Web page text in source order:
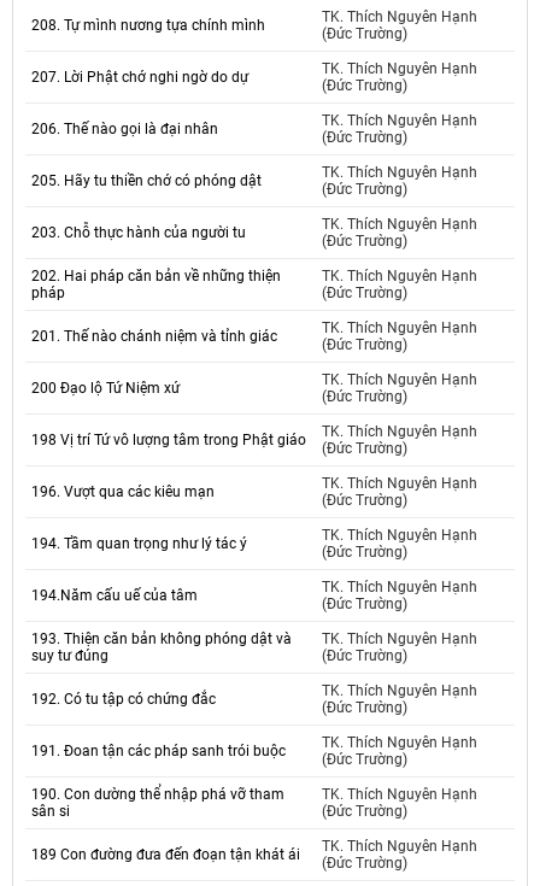
208. Tự mình nương tựa chính mình
TK. Thích Nguyên Hạnh
(Đức Trường)
207. Lời Phật chớ nghi ngờ do dự
TK. Thích Nguyên Hạnh
(Đức Trường)
206. Thế nào gọi là đại nhân
TK. Thích Nguyên Hạnh
(Đức Trường)
205. Hãy tu thiền chớ có phóng dật
TK. Thích Nguyên Hạnh
(Đức Trường)
203. Chỗ thực hành của người tu
TK. Thích Nguyên Hạnh
(Đức Trường)
202. Hai pháp căn bản về những thiện
pháp
TK. Thích Nguyên Hạnh
(Đức Trường)
201. Thế nào chánh niệm và tỉnh giác
TK. Thích Nguyên Hạnh
(Đức Trường)
200 Đạo lộ Tứ Niệm xứ
TK. Thích Nguyên Hạnh
(Đức Trường)
198 Vị trí Tứ vô lượng tâm trong Phật giáo
TK. Thích Nguyên Hạnh
(Đức Trường)
196. Vượt qua các kiêu mạn
TK. Thích Nguyên Hạnh
(Đức Trường)
194. Tầm quan trọng như lý tác ý
TK. Thích Nguyên Hạnh
(Đức Trường)
194.Năm cấu uế của tâm
TK. Thích Nguyên Hạnh
(Đức Trường)
193. Thiện căn bản không phóng dật và
suy tư đúng
TK. Thích Nguyên Hạnh
(Đức Trường)
192. Có tu tập có chứng đắc
TK. Thích Nguyên Hạnh
(Đức Trường)
191. Đoan tận các pháp sanh trói buộc
TK. Thích Nguyên Hạnh
(Đức Trường)
190. Con dường thể nhập phá vỡ tham
sân si
TK. Thích Nguyên Hạnh
(Đức Trường)
189 Con đường đưa đến đoạn tận khát ái
TK. Thích Nguyên Hạnh
(Đức Trường)